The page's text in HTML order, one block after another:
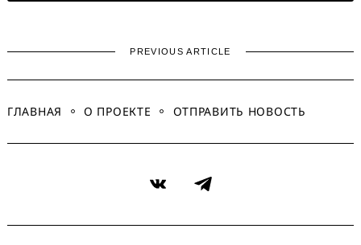
PREVIOUS ARTICLE
ГЛАВНАЯ О ПРОЕКТЕ ОТПРАВИТЬ НОВОСТЬ
VK Telegram